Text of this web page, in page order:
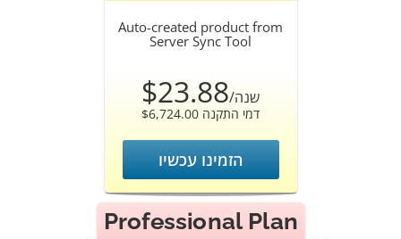
Auto-created product from
Server Sync Tool
$23.88 /שנה
$6,724.00 דמי התקנה
הזמינו עכשיו
Professional Plan